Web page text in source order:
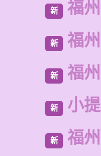
新 福
新 福
新 福
新 小
新 福